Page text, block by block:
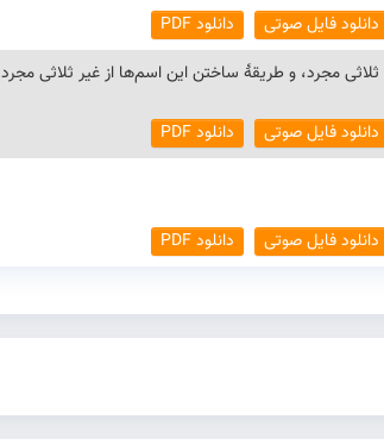
دانلود فایل صوتی
دانلود PDF
مجرد، و طریقهٔ ساختن این اسم‌ها از غیر ثلاثی مجرد
دانلود فایل صوتی
دانلود PDF
دانلود فایل صوتی دانلود PDF